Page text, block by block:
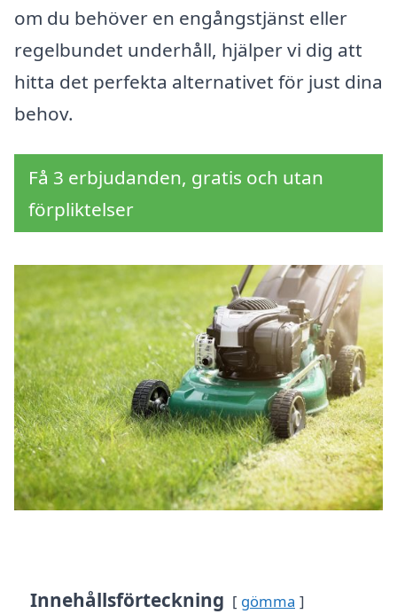
om du behöver en engångstjänst eller
regelbundet underhåll, hjälper vi dig att
hitta det perfekta alternativet för just dina
behov.
Få 3 erbjudanden, gratis och utan
förpliktelser
Innehållsförteckning gömma